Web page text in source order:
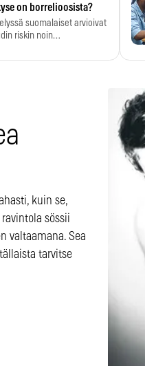
on borrelioosista?
suomalaiset arvioivat
riskin noin
kuin se,
sössii
valtaamana. Sea
tarvitse